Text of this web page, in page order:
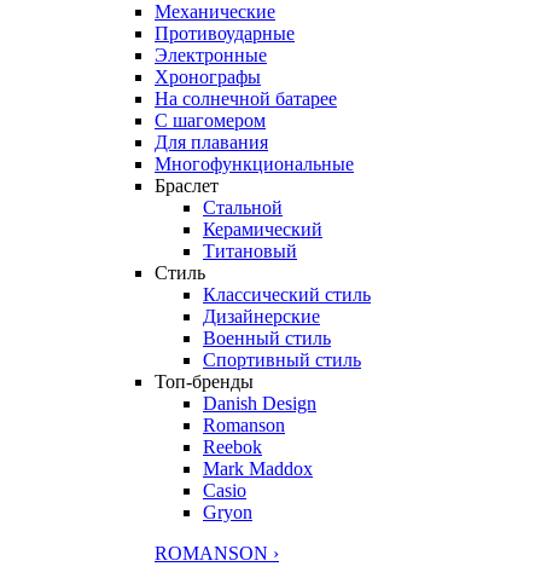
Механические
Противоударные
Электронные
Хронографы
На солнечной батарее
С шагомером
Для плавания
Многофункциональные
Браслет
Стальной
Керамический
Титановый
Стиль
Классический стиль
Дизайнерские
Военный стиль
Спортивный стиль
Топ-бренды
Danish Design
Romanson
Reebok
Mark Maddox
Casio
Gryon
ROMANSON ›